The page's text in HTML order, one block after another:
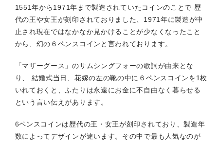
1551年から1971年まで製造されていたコインのことで 歴
代の王や女王が刻印されておりました、1971年に製造が中
止され現在ではなかなか見かけることが少なくなったこと
から、幻の６ペンスコインと言われております。
「マザーグース」のサムシングフォーの歌詞が由来とな
り、 結婚式当日、花嫁の左の靴の中に６ペンスコインを1枚
いれておくと、ふたりは永遠にお金に不自由なく暮らせる
という言い伝えがあります。
6ペンスコインは歴代の王・女王が刻印されており、製造年
数によってデザインが違います。その中で最も人気なのが